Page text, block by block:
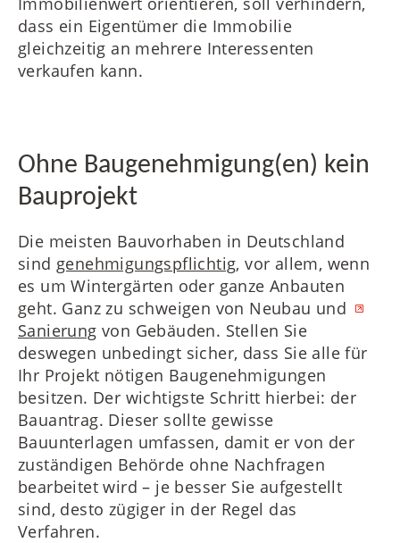
dass ein Eigentümer die Immobilie
gleichzeitig an mehrere Interessenten
verkaufen kann.
Ohne Baugenehmigung(en) kein
Bauprojekt
Die meisten Bauvorhaben in Deutschland
sind genehmigungspflichtig, vor allem, wenn
es um Wintergärten oder ganze Anbauten
geht. Ganz zu schweigen von Neubau und
Sanierung von Gebäuden. Stellen Sie
deswegen unbedingt sicher, dass Sie alle für
Ihr Projekt nötigen Baugenehmigungen
besitzen. Der wichtigste Schritt hierbei: der
Bauantrag. Dieser sollte gewisse
Bauunterlagen umfassen, damit er von der
zuständigen Behörde ohne Nachfragen
bearbeitet wird – je besser Sie aufgestellt
sind, desto zügiger in der Regel das
Verfahren.